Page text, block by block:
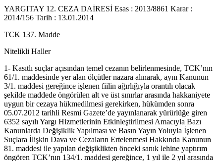
YARGITAY 12. CEZA DAİRESİ Esas : 2013/8861 Karar :
2014/156 Tarih : 13.01.2014
TCK 137. Madde
Nitelikli Haller
1- Kasıtlı suçlar açısından temel cezanın belirlenmesinde, TCK’nın
61/1. maddesinde yer alan ölçütler nazara alınarak, aynı Kanunun
3/1. maddesi gereğince işlenen fiilin ağırlığıyla orantılı olacak
şekilde maddede öngörülen alt ve üst sınırlar arasında hakkaniyete
uygun bir cezaya hükmedilmesi gerekirken, hükümden sonra
05.07.2012 tarihli Resmi Gazete’de yayınlanarak yürürlüğe giren
6352 sayılı Yargı Hizmetlerinin Etkinleştirilmesi Amacıyla Bazı
Kanunlarda Değişiklik Yapılması ve Basın Yayın Yoluyla İşlenen
Suçlara İlişkin Dava ve Cezaların Ertelenmesi Hakkında Kanunun
81. maddesi ile yapılan değişiklikten önceki sanık lehine yaptırım
öngören TCK’nın 134/1. maddesi gereğince, 1 yıl ile 2 yıl arasında